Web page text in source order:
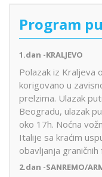
Program
1.dan -KRALJEVO
Polazak iz Kraljeva
korigovano u
prelzima. Ulazak
Beogradu, ulazak
oko 17h. Noćna
Italije sa kraćim
obavljanja
2.dan -SANREMO/